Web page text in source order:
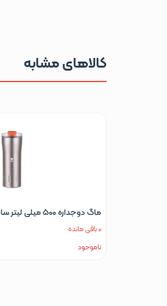
کالاهای مشابه
ماگ دوجداره مدل 510 میلی لیتری سانتکو
0 باقی مانده
ناموجود